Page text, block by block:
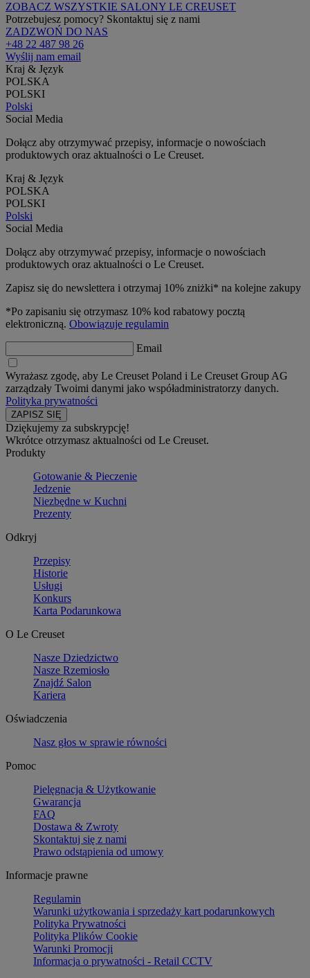
ZOBACZ WSZYSTKIE SALONY LE CREUSET
Potrzebujesz pomocy? Skontaktuj się z nami
ZADZWOŃ DO NAS
+48 22 487 98 26
Wyślij nam email
Kraj & Język
POLSKA
POLSKI
Polski
Social Media
Dołącz aby otrzymywać przepisy, informacje o nowościach
produktowych oraz aktualności o Le Creuset.
Kraj & Język
POLSKA
POLSKI
Polski
Social Media
Dołącz aby otrzymywać przepisy, informacje o nowościach
produktowych oraz aktualności o Le Creuset.
Zapisz się do newslettera i otrzymaj 10% zniżki* na kolejne zakupy
*Po zapisaniu się otrzymasz 10% kod rabatowy pocztą
elektroniczną. Obowiązuje regulamin
Email
Wyrażasz zgodę, aby Le Creuset Poland i Le Creuset Group AG
zarządzały Twoimi danymi jako współadministratorzy danych.
Polityka prywatności
Dziękujemy za subskrypcję!
Wkrótce otrzymasz aktualności od Le Creuset.
Produkty
Gotowanie & Pieczenie
Jedzenie
Niezbędne w Kuchni
Prezenty
Odkryj
Przepisy
Historie
Usługi
Konkurs
Karta Podarunkowa
O Le Creuset
Nasze Dziedzictwo
Nasze Rzemiosło
Znajdź Salon
Kariera
Oświadczenia
Nasz głos w sprawie równości
Pomoc
Pielęgnacja & Użytkowanie
Gwarancja
FAQ
Dostawa & Zwroty
Skontaktuj się z nami
Prawo odstąpienia od umowy
Informacje prawne
Regulamin
Warunki użytkowania i sprzedaży kart podarunkowych
Polityka Prywatności
Polityka Plików Cookie
Warunki Promocji
Informacja o prywatności - Retail CCTV